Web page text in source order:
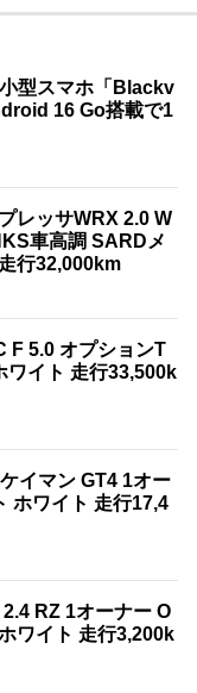
型スマホ「Blackv
16 Go搭載で1
レッサWRX 2.0 W
車高調 SARDメ
行32,000km
F 5.0 オプションT
ワイト 走行33,500k
イマン GT4 1オー
ホワイト 走行17,4
RZ 1オーナー O
ワイト 走行3,200k